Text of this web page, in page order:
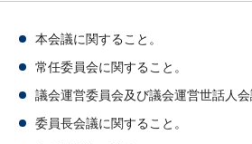
本会議に関すること。
常任委員会に関すること。
議会運営委員会及び議会運営世話人会
委員長会議に関すること。